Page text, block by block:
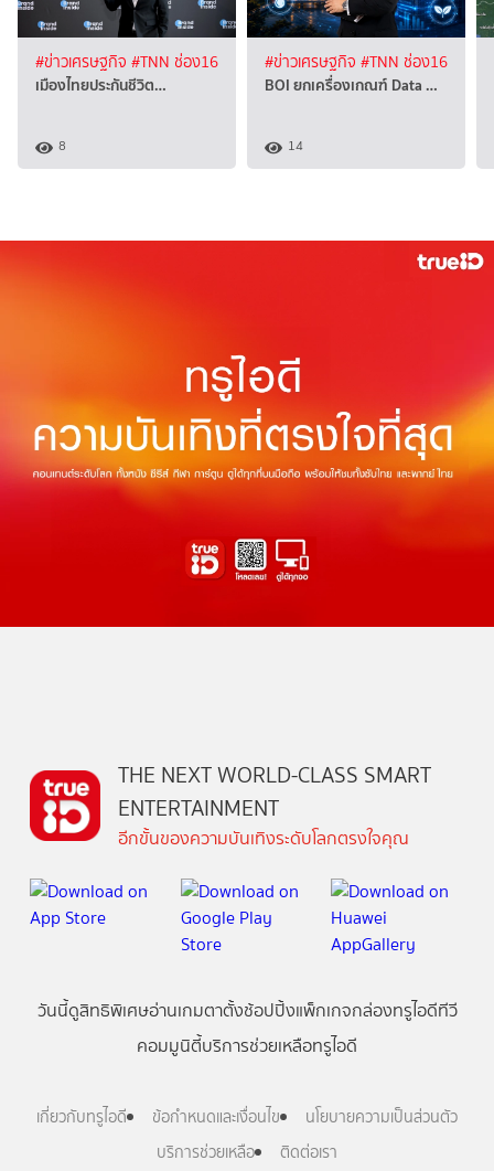
#ข่าวเศรษฐกิจ #TNN ช่อง16
เมืองไทยประกันชีวิต…
8
#ข่าวเศรษฐกิจ #TNN ช่อง16
BOI ยกเครื่องเกณฑ์ Data …
14
THE NEXT WORLD-CLASS SMART
ENTERTAINMENT
อีกขั้นของความบันเทิงระดับโลกตรงใจคุณ
วันนี้ดูสิทธิพิเศษอ่านเกมตาตั้งช้อปปิ้งแพ็กเกจกล่องทรูไอดีทีวี
คอมมูนิตี้บริการช่วยเหลือทรูไอดี
เกี่ยวกับทรูไอดี ข้อกำหนดและเงื่อนไข
นโยบายความเป็นส่วนตัว
บริการช่วยเหลือ
ติดต่อเรา